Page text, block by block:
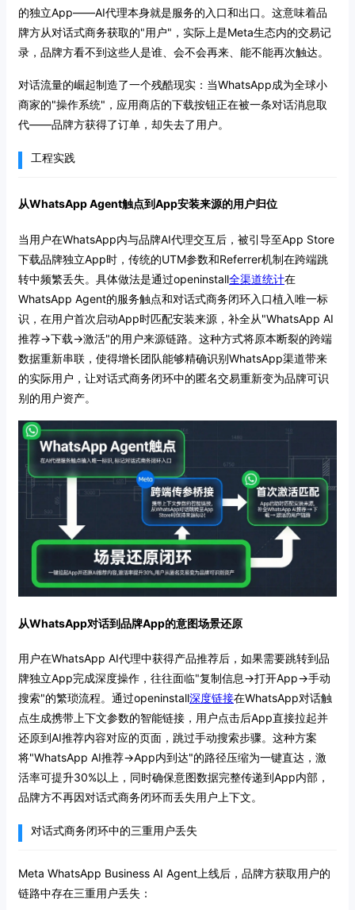
的独立App——AI代理本身就是服务的入口和出口。这意味着品
牌方从对话式商务获取的"用户"，实际上是Meta生态内的交易记
录，品牌方看不到这些人是谁、会不会再来、能不能再次触达。
对话流量的崛起制造了一个残酷现实：当WhatsApp成为全球小
商家的"操作系统"，应用商店的下载按钮正在被一条对话消息取
代——品牌方获得了订单，却失去了用户。
工程实践
从WhatsApp Agent触点到App安装来源的用户归位
当用户在WhatsApp内与品牌AI代理交互后，被引导至App Store
下载品牌独立App时，传统的UTM参数和Referrer机制在跨端跳
转中频繁丢失。具体做法是通过openinstall全渠道统计在
WhatsApp Agent的服务触点和对话式商务闭环入口植入唯一标
识，在用户首次启动App时匹配安装来源，补全从"WhatsApp AI
推荐→下载→激活"的用户来源链路。这种方式将原本断裂的跨端
数据重新串联，使得增长团队能够精确识别WhatsApp渠道带来
的实际用户，让对话式商务闭环中的匿名交易重新变为品牌可识
别的用户资产。
从WhatsApp对话到品牌App的意图场景还原
用户在WhatsApp AI代理中获得产品推荐后，如果需要跳转到品
牌独立App完成深度操作，往往面临"复制信息→打开App→手动
搜索"的繁琐流程。通过openinstall深度链接在WhatsApp对话触
点生成携带上下文参数的智能链接，用户点击后App直接拉起并
还原到AI推荐内容对应的页面，跳过手动搜索步骤。这种方案
将"WhatsApp AI推荐→App内到达"的路径压缩为一键直达，激
活率可提升30%以上，同时确保意图数据完整传递到App内部，
品牌方不再因对话式商务闭环而丢失用户上下文。
对话式商务闭环中的三重用户丢失
Meta WhatsApp Business AI Agent上线后，品牌方获取用户的
链路中存在三重用户丢失：